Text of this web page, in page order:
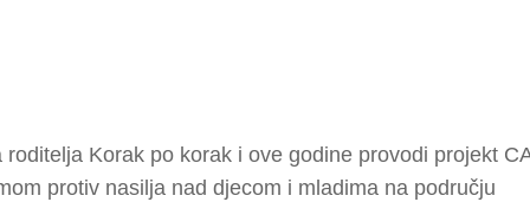
roditelja Korak po korak i ove godine provodi projekt
protiv nasilja nad djecom i mladima na području